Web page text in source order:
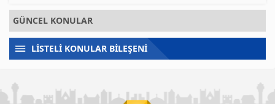
GÜNCEL KONULAR
LİSTELİ KONULAR BİLEŞENİ